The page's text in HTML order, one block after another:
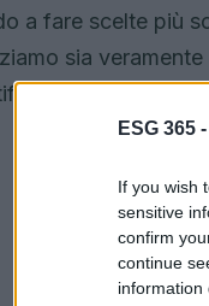
ESG 365 -
If you wish
sensitive
confirm
continue
information
a fare scelte più
sia
che potrebbe